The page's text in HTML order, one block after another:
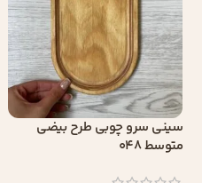
سینی سرو چوبی طرح بیضی
متوسط 048